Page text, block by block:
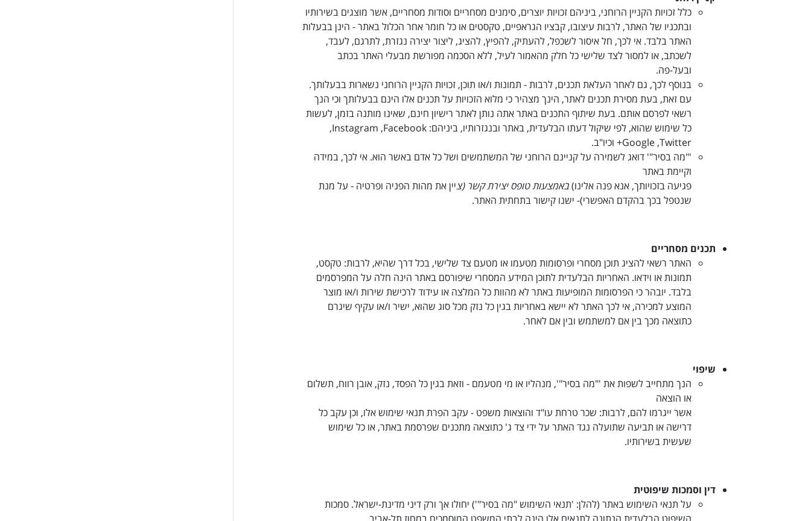
כלל זכויות הקניין הרוחני, ביניהם זכויות יוצרים, סימנים מסחריים וסודות מסחריים, אשר מוצגים בשירותיו
ובתכניו של האתר, לרבות עיצובו, קבציו הגראפיים, טקסטים או כל חומר אחר הכלול באתר - הינן בבעלות
האתר בלבד. אי לכך, חל איסור לשכפל, להעתיק, להפיץ, להציג, ליצור יצירה נגזרת, לתרגם, לעבד,
לשכתב, או למסור לצד שלישי כל חלק מהאמור לעיל, ללא הסכמה מפורשת מבעלי האתר בכתב
ובעל-פה.
בנוסף לכך, גם לאחר העלאת תכנים, לרבות - תמונות ו/או תוכן, זכויות הקניין הרוחני נשארות בבעלותך.
עם זאת, בעת מסירת תכנים לאתר, הינך מצהיר כי מלוא הזכויות על תכנים אלו הינם בבעלותך וכי הנך
רשאי לפרסם אותם. בעת שיתוף התכנים באתר אתה נותן לאתר רישיון חינם, שאינו מותנה בזמן, לעשות
כל שימוש שהוא, לפי שיקול דעתו הבלעדית, באתר ובנגזרותיו, ביניהם: Facebook
,
Instagram
,
Twitter
,
Google+ וכיו"ב.
'"מה בסיר"' דואג לשמירה על קניינם הרוחני של המשתמשים ושל כל אדם באשר הוא. אי לכך, במידה
וקיימת באתר
פגיעה בזכויותך, אנא פנה אלינו)באמצעותטופס יצירת קשר (ציין את מהות הפניה ופרטיה - על מנת
שנטפל בכך בהקדם האפשרי)- ישנו קישור בתחתית האתר.
תכנים מסחריים
האתר רשאי להציג תוכן מסחרי ופרסומות מטעמו או מטעם צד שלישי, בכל דרך שהיא, לרבות: טקסט,
תמונות או וידאו. האחריות הבלעדית לתוכן המידע המסחרי שיפורסם באתר הינה חלה על המפרסמים
בלבד. יובהר כי הפרסומות המופיעות באתר לא מהוות כל המלצה או עידוד לרכישת שירות ו/או מוצר
המוצע למכירה, אי לכך האתר לא יישא באחריות בגין כל נזק מכל סוג שהוא, ישיר ו/או עקיף שיגרם
כתוצאה מכך בין אם למשתמש ובין אם לאחר.
שיפוי
הנך מתחייב לשפות את '"מה בסיר"', מנהליו או מי מטעמם - וזאת בגין כל הפסד, נזק, אובן רווח, תשלום
או הוצאה
אשר ייגרמו להם, לרבות: שכר טרחת עו"ד והוצאות משפט - עקב הפרת תנאי שימוש אלו, וכן עקב כל
דרישה או תביעה שתועלה נגד האתר על ידי צד ג' כתוצאה מתכנים שפרסמת באתר, או כל שימוש
שעשית בשירותיו.
דין וסמכות שיפוטית
על תנאי השימוש באתר (להלן: 'תנאי השימוש "מה בסיר"') יחולו אך ורק דיני מדינת-ישראל. סמכות